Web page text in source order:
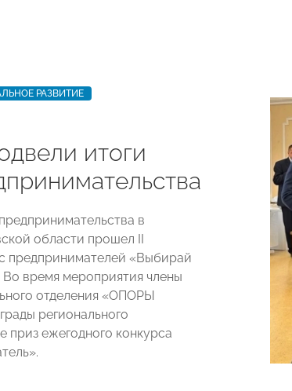
РАЗВИТИЕ
итоги
в
области прошел II
предпринимателей «Выбирай
время мероприятия члены
отделения «ОПОРЫ
регионального
приз ежегодного конкурса